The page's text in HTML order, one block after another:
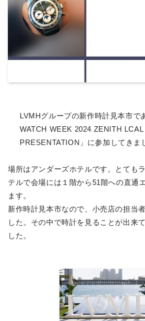
LVMHグループの新作時計見本市で
WATCH WEEK 2024 ZENITH LCAL
PRESENTATION」に参加してきま
場所はアンダーズホテルです。とても
テルで会場には１階から51階への直通
ます。
新作時計見本市なので、小売店の担当
した。その中で時計を見ることが出来
した。